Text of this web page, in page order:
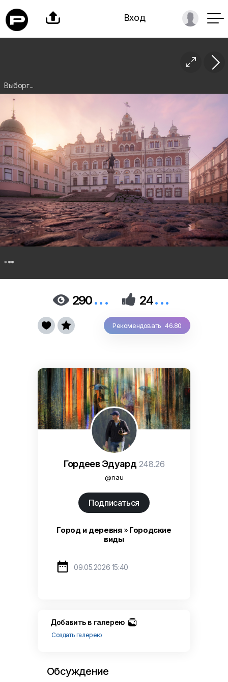
 Вход

Выборг...
***
 290...  24...
Рекомендовать 46.80
 
Гордеев Эдуард 248.26
@nau
Подписаться
Город и деревня» Городские
виды
 09.05.2026 15:40
Добавить в галерею
Создать галерею
Обсуждение